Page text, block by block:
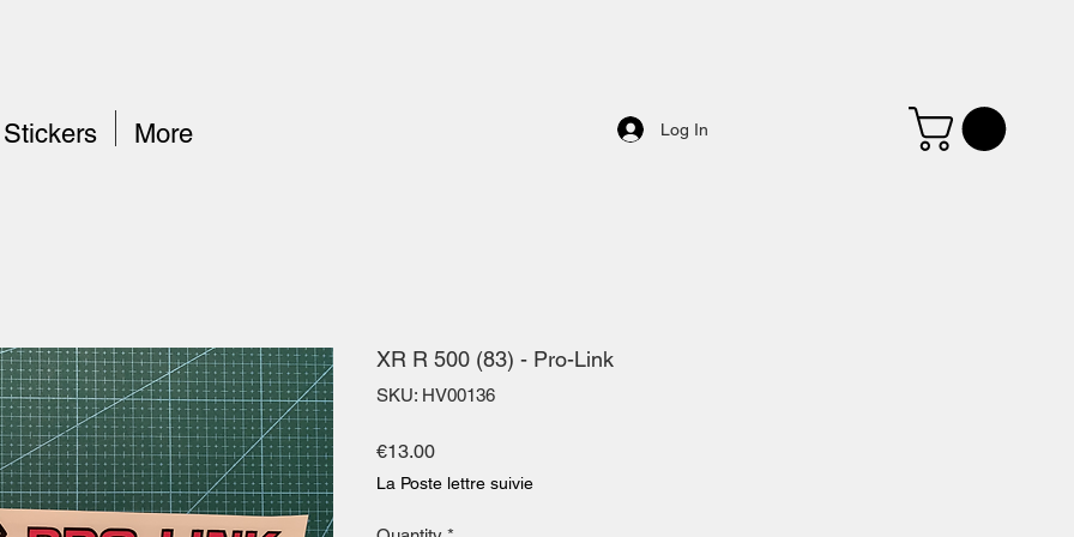
Log In
Stickers More
XR R 500 (83) - Pro-Link
SKU: HV00136
€13.00Price
La Poste lettre suivie